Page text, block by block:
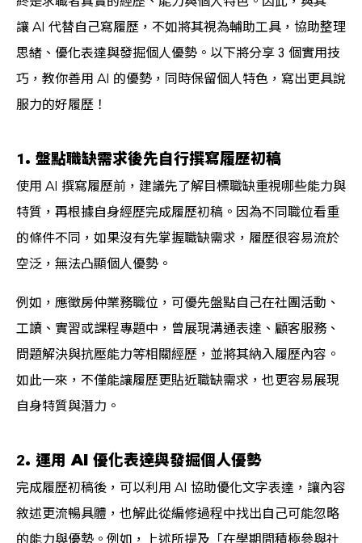
讓 AI 代替自己寫履歷，不如將其視為輔助工具，協助整理
思緒、優化表達與發掘個人優勢。以下將分享 3 個實用技
巧，教你善用 AI 的優勢，同時保留個人特色，寫出更具說
服力的好履歷！
1. 盤點職缺需求後先自行撰寫履歷初稿
使用 AI 撰寫履歷前，建議先了解目標職缺重視哪些能力與
特質，再根據自身經歷完成履歷初稿。因為不同職位看重
的條件不同，如果沒有先掌握職缺需求，履歷很容易流於
空泛，無法凸顯個人優勢。
例如，應徵房仲業務職位，可優先盤點自己在社團活動、
工讀、實習或課程專題中，曾展現溝通表達、顧客服務、
問題解決與抗壓能力等相關經歷，並將其納入履歷內容。
如此一來，不僅能讓履歷更貼近職缺需求，也更容易展現
自身特質與潛力。
2. 運用 AI 優化表達與發掘個人優勢
完成履歷初稿後，可以利用 AI 協助優化文字表達，讓內容
敘述更流暢具體，也解此從編修過程中找出自己可能忽略
的能力與優勢。例如，上述所提及「在學期間積極參與社